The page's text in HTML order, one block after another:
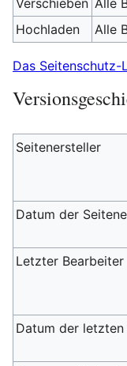
Verschieben Alle
Hochladen
Alle
Das Seitenschutz-
Seitenersteller
Datum der
Letzter Bearbeiter
Datum der letzten